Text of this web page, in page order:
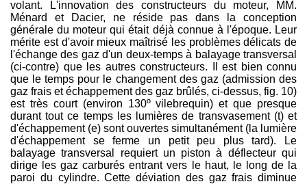
volant. L'innovation des constructeurs du moteur, MM.
Ménard et Dacier, ne réside pas dans la conception
générale du moteur qui était déjà connue à l'époque. Leur
mérite est d'avoir mieux maîtrisé les problèmes délicats de
l'échange des gaz d'un deux-temps à balayage transversal
(ci-contre) que les autres constructeurs. Il est bien connu
que le temps pour le changement des gaz (admission des
gaz frais et échappement des gaz brûlés, ci-dessus, fig. 10)
est très court (environ 130º vilebrequin) et que presque
durant tout ce temps les lumières de transvasement (t) et
d'échappement (e) sont ouvertes simultanément (la lumière
d'échappement se ferme un petit peu plus tard). Le
balayage transversal requiert un piston à déflecteur qui
dirige les gaz carburés entrant vers le haut, le long de la
paroi du cylindre. Cette déviation des gaz frais diminue